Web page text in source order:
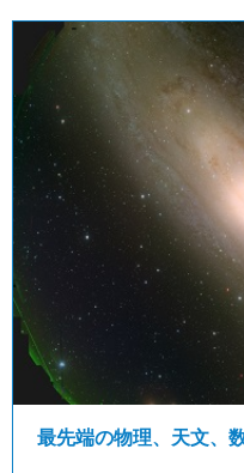
最先端の物理、天文、